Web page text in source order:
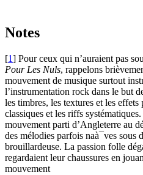
Notes
[1] Pour ceux qui n’auraient pas
Pour Les Nuls, rappelons
mouvement de musique surtout
l’instrumentation rock dans le but
les timbres, les textures et les
classiques et les riffs
mouvement parti d’Angleterre au
des mélodies parfois naà¯ves sous
brouillardeuse. La passion folle
regardaient leur chaussures en
mouvement